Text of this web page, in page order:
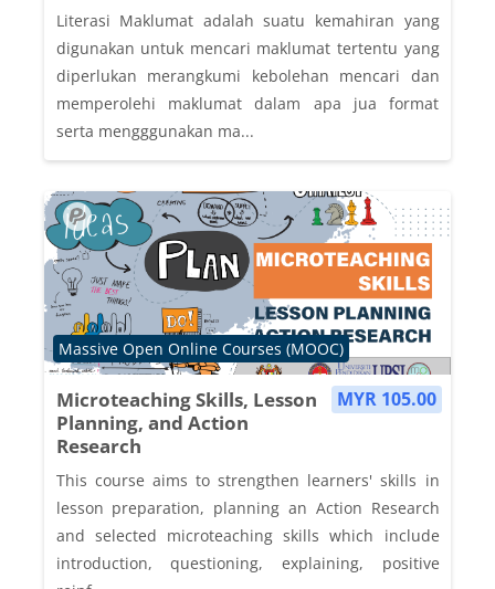
Literasi Maklumat adalah suatu kemahiran yang
digunakan untuk mencari maklumat tertentu yang
diperlukan merangkumi kebolehan mencari dan
memperolehi maklumat dalam apa jua format
serta mengggunakan ma...
MYR 105.00
Microteaching Skills, Lesson
Planning, and Action
Research
Course category
Massive Open Online Courses (MOOC)
This course aims to strengthen learners' skills in
lesson preparation, planning an Action Research
and selected microteaching skills which include
introduction, questioning, explaining, positive